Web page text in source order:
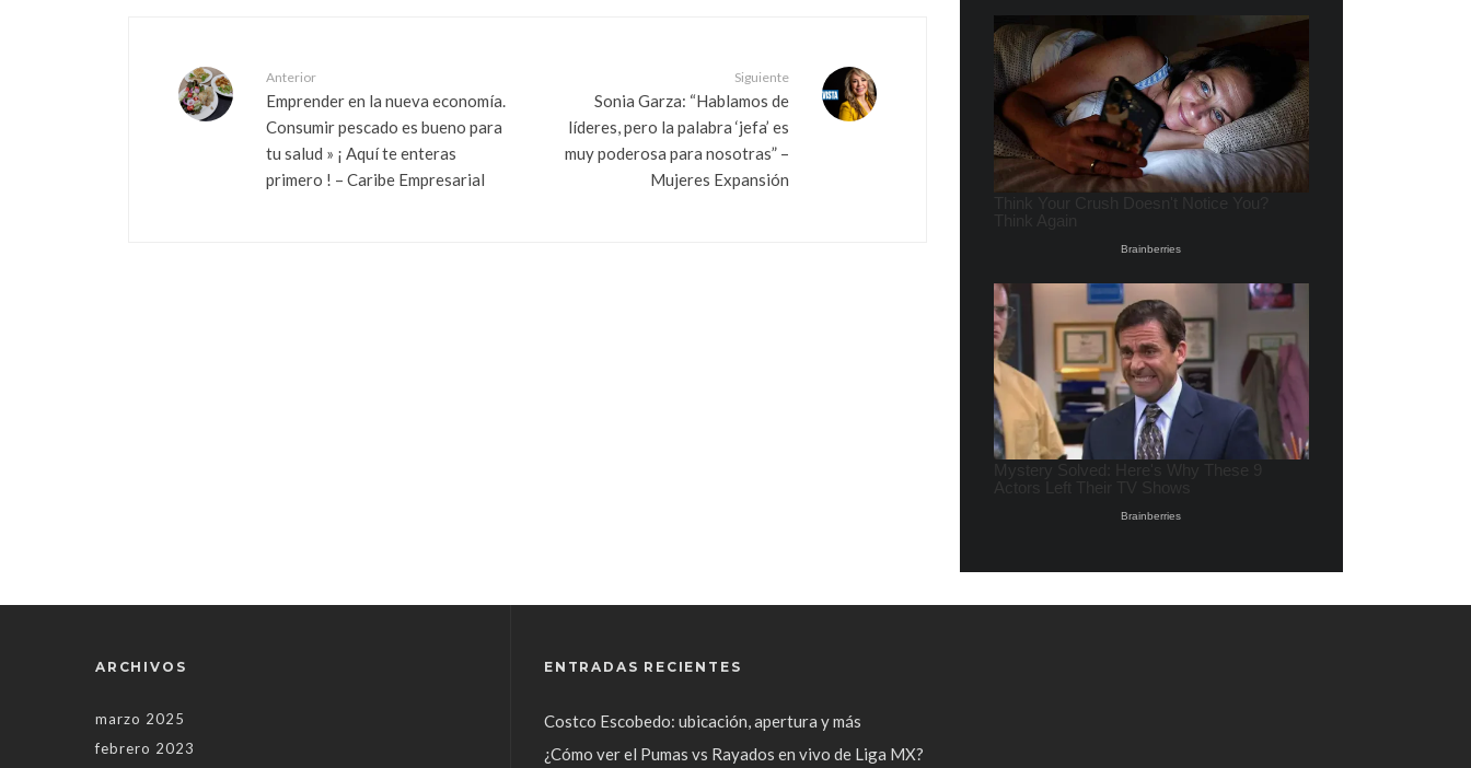
Anterior
Emprender en la nueva economía.
Consumir pescado es bueno para
tu salud » ¡ Aquí te enteras
primero ! – Caribe Empresarial
Siguiente
Sonia Garza: “Hablamos de
líderes, pero la palabra ‘jefa’ es
muy poderosa para nosotras” –
Mujeres Expansión
ARCHIVOS
marzo 2025
febrero 2023
ENTRADAS RECIENTES
Costco Escobedo: ubicación, apertura y más
¿Cómo ver el Pumas vs Rayados en vivo de Liga MX?